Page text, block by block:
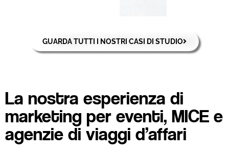
GUARDA TUTTI I NOSTRI CASI DI STUDIO
La nostra esperienza di
marketing per eventi, MICE e
agenzie di viaggi d’affari